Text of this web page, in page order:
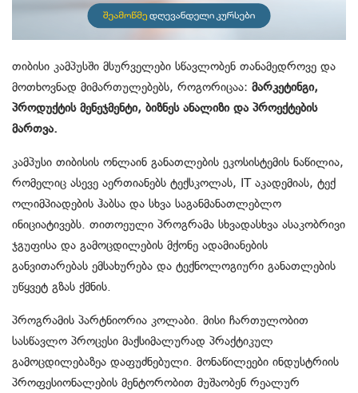
თიბისი კამპუსში მსურველები სწავლობენ თანამედროვე და
მოთხოვნად მიმართულებებს, როგორიცაა: მარკეტინგი,
პროდუქტის მენეჯმენტი, ბიზნეს ანალიზი და პროექტების
მართვა.
კამპუსი თიბისის ონლაინ განათლების ეკოსისტემის ნაწილია,
რომელიც ასევე აერთიანებს ტექსკოლას, IT აკადემიას, ტექ
ოლიმპიადების ჰაბსა და სხვა საგანმანათლებლო
ინიციატივებს. თითოეული პროგრამა სხვადასხვა ასაკობრივი
ჯგუფისა და გამოცდილების მქონე ადამიანების
განვითარებას ემსახურება და ტექნოლოგიური განათლების
უწყვეტ გზას ქმნის.
პროგრამის პარტნიორია კოლაბი. მისი ჩართულობით
სასწავლო პროცესი მაქსიმალურად პრაქტიკულ
გამოცდილებაზეა დაფუძნებული. მონაწილეები ინდუსტრიის
პროფესიონალების მენტორობით მუშაობენ რეალურ